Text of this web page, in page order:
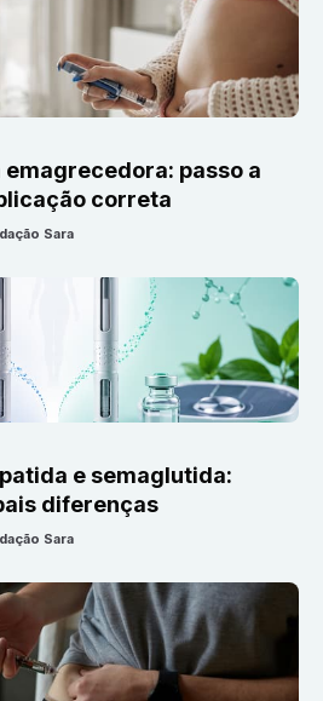
passo a
correta
Sara
e semaglutida:
diferenças
Sara